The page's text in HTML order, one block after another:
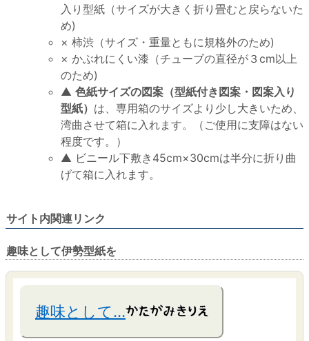
入り型紙（サイズが大きく折り畳むと戻らないた
め)
× 柿渋（サイズ・重量ともに規格外のため)
× かぶれにくい漆（チューブの直径が３cm以上
のため)
▲ 色紙サイズの図案（型紙付き図案・図案入り
型紙） は、専用箱のサイズより少し大きいため、
湾曲させて箱に入れます。（ご使用に支障はない
程度です。）
▲ ビニール下敷き45cm×30cmは半分に折り曲
げて箱に入れます。
サイト内関連リンク
趣味として伊勢型紙を
趣味として…